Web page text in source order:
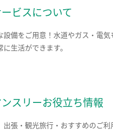
ビスについて
設備をご用意！水道やガス・電気
生活ができます。
スリーお役立ち情報
出張・観光旅行・おすすめのご利